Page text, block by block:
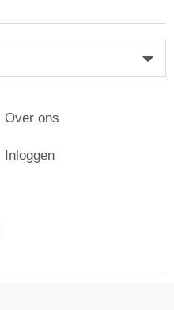
Over ons
Inloggen